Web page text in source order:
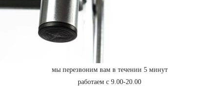
мы перезвоним вам в течении 5 минут
работаем с 9.00-20.00